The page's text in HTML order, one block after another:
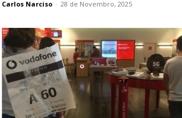
Carlos Narciso - 28 de Novembro, 2025